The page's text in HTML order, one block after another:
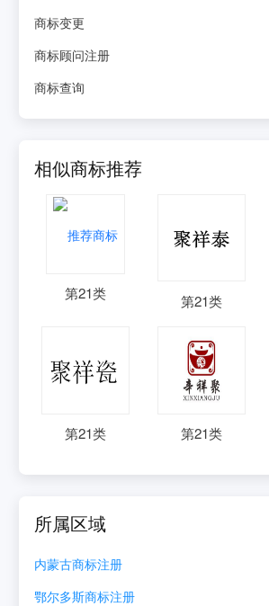
商标变更
商标顾问注册
商标查询
相似商标推荐
第21类 第21类
第21类 第21类
所属区域
内蒙古商标注册
鄂尔多斯商标注册